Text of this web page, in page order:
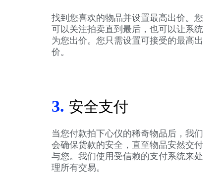
找到您喜欢的物品并设置最高出价。您
可以关注拍卖直到最后，也可以让系统
为您出价。您只需设置可接受的最高出
价。
3. 安全支付
当您付款拍下心仪的稀奇物品后，我们
会确保货款的安全，直至物品安然交付
与您。我们使用受信赖的支付系统来处
理所有交易。